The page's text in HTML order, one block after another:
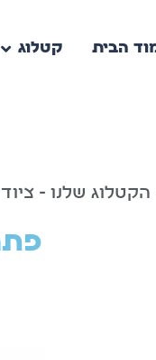
הבית קטלוג
הקטלוג שלנו -